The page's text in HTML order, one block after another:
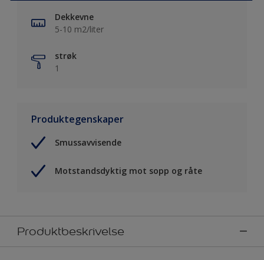
Dekkevne
5-10 m2/liter
strøk
1
Produktegenskaper
Smussavvisende
Motstandsdyktig mot sopp og råte
Produktbeskrivelse